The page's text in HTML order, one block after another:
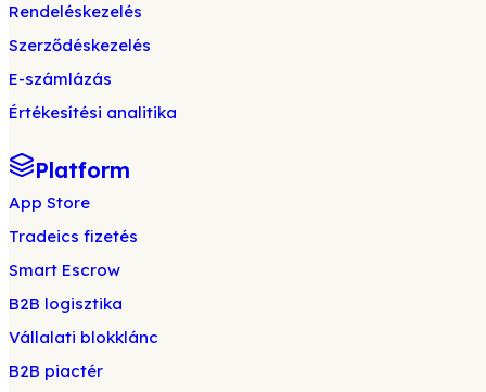
Rendeléskezelés
Szerződéskezelés
E-számlázás
Értékesítési analitika
Platform
App Store
Tradeics fizetés
Smart Escrow
B2B logisztika
Vállalati blokklánc
B2B piactér